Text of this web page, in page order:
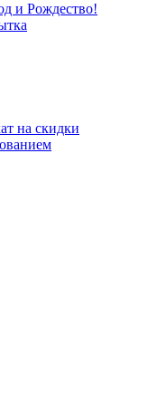
и Рождество!
на скидки